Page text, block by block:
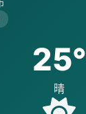
25°
晴